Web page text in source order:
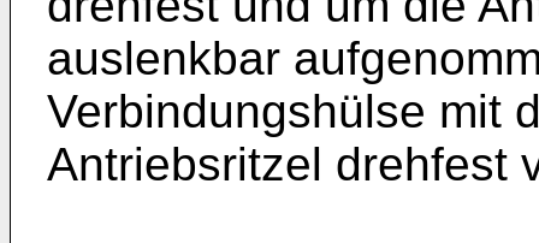
auslenkbar
Verbindungshülse mit
Antriebsritzel drehfest